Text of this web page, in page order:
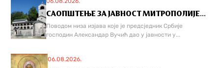
САОПШТЕЊЕ ЗА ЈАВНОСТ МИТРОПОЛИЈЕ...
Поводом низа изјава које је предсједник Србије
господин Александар Вучић дао у јавности у...
06.08.2026.